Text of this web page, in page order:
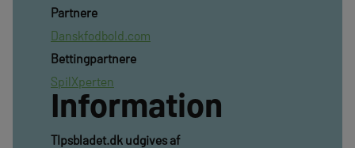
Partnere
Danskfodbold.com
Bettingpartnere
SpilXperten
Information
TIpsbladet.dk udgives af